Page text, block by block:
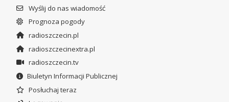
Wyślij do nas wiadomość
Prognoza pogody
radioszczecin.pl
radioszczecinextra.pl
radioszczecin.tv
Biuletyn Informacji Publicznej
Posłuchaj teraz